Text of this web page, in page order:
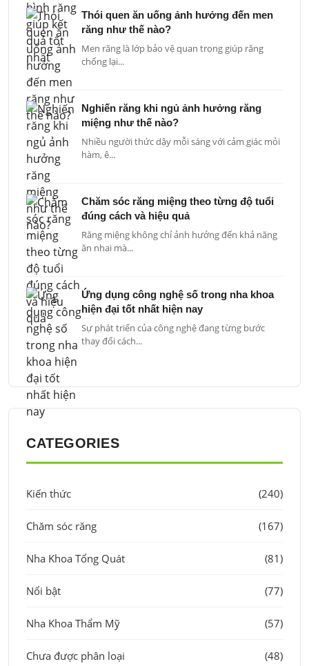
Thói quen ăn uống ảnh hưởng đến men
răng như thế nào?
Men răng là lớp bảo vệ quan trọng giúp răng
chống lại...
Nghiến răng khi ngủ ảnh hưởng răng
miệng như thế nào?
Nhiều người thức dậy mỗi sáng với cảm giác mỏi
hàm, ê...
Chăm sóc răng miệng theo từng độ tuổi
đúng cách và hiệu quả
Răng miệng không chỉ ảnh hưởng đến khả năng
ăn nhai mà...
Ứng dụng công nghệ số trong nha khoa
hiện đại tốt nhất hiện nay
Sự phát triển của công nghệ đang từng bước
thay đổi cách...
CATEGORIES
Kiến thức (240)
Chăm sóc răng (167)
Nha Khoa Tổng Quát (81)
Nổi bật (77)
Nha Khoa Thẩm Mỹ (57)
Chưa được phân loại (48)